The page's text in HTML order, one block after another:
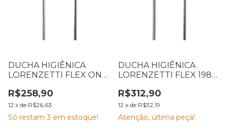
DUCHA HIGIÊNICA
LORENZETTI FLEX ONE
R$258,90
12 x de R$26,63
Só restam3 em estoque!
DUCHA HIGIÊNICA
LORENZETTI FLEX 1984
R$312,90
12 x de R$32,19
Atenção, última peça!